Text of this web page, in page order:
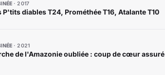
2017
P'tits diables T24, Prométhée T16, Atalante T10
2021
de l'Amazonie oubliée : coup de cœur assuré